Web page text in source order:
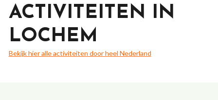
ACTIVITEITEN IN
LOCHEM
Bekijk hier alle activiteiten door heel Nederland